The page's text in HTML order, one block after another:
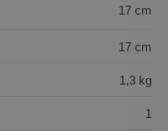
17 cm
17 cm
1,3 kg
1